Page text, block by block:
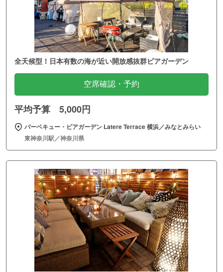
全天候型！日本有数の海が近い開放感抜群ビアガーデン
空席確認・予約
平均予算 5,000円
バーベキュー・ビアガーデン Latere Terrace 横浜／みなとみらい
東神奈川駅／神奈川県